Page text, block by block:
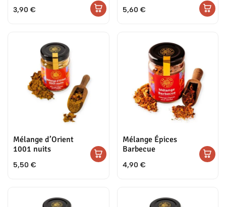
3,90 € 5,60 €
Mélange d’Orient
1001 nuits
5,50 €
Mélange Épices
Barbecue
4,90 €